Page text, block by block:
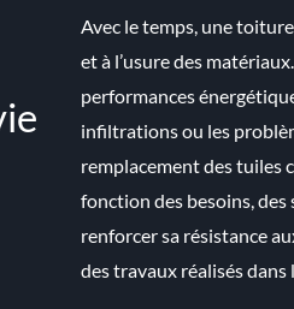
Avec le temps, une
et à l’usure des
performances
infiltrations ou les
remplacement des tuiles
fonction des besoins,
renforcer sa résistance
des travaux réalisés dans